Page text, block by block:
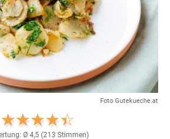
Foto Gutekueche.at
Ø 4,5 (213 Stimmen)